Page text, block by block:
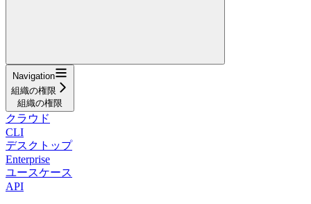
Navigation
組織の権限
組織の権限
クラウド
CLI
デスクトップ
Enterprise
ユースケース
API